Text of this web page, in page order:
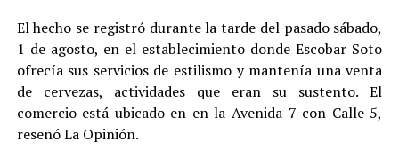
El hecho se registró durante la tarde del pasado sábado,
1 de agosto, en el establecimiento donde Escobar Soto
ofrecía sus servicios de estilismo y mantenía una venta
de cervezas, actividades que eran su sustento. El
comercio está ubicado en en la Avenida 7 con Calle 5,
reseñó La Opinión.